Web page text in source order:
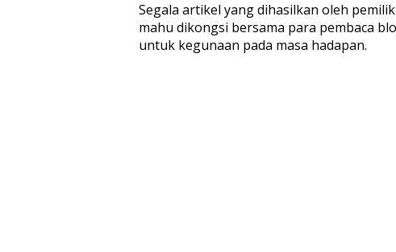
Segala artikel yang dihasilkan oleh
mahu dikongsi bersama para pembaca
untuk kegunaan pada masa hadapan.